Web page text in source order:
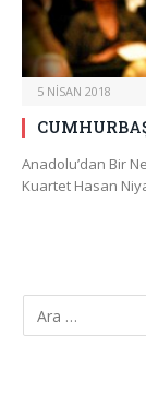
5 NISAN 2018
Anadolu’dan Bir
Kuartet Hasan